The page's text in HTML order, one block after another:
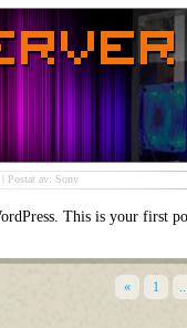
Postat av: Sony
This is your first
« 1 ...